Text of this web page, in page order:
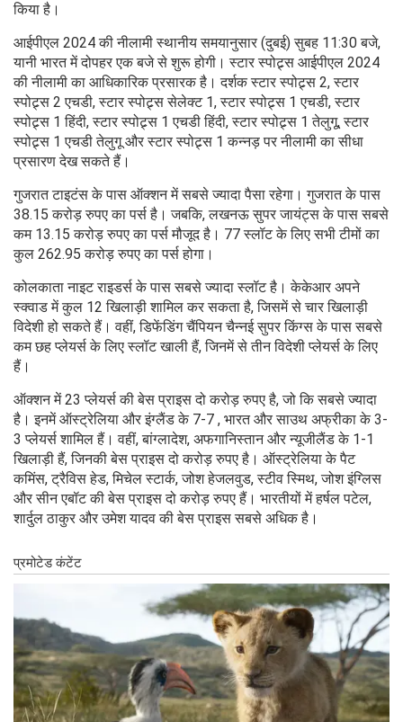
किया है।
आईपीएल 2024 की नीलामी स्थानीय समयानुसार (दुबई) सुबह 11:30 बजे,
यानी भारत में दोपहर एक बजे से शुरू होगी। स्टार स्पोट्र्स आईपीएल 2024
की नीलामी का आधिकारिक प्रसारक है। दर्शक स्टार स्पोट्र्स 2, स्टार
स्पोट्र्स 2 एचडी, स्टार स्पोट्र्स सेलेक्ट 1, स्टार स्पोट्र्स 1 एचडी, स्टार
स्पोट्र्स 1 हिंदी, स्टार स्पोट्र्स 1 एचडी हिंदी, स्टार स्पोट्र्स 1 तेलुगू, स्टार
स्पोट्र्स 1 एचडी तेलुगू और स्टार स्पोट्र्स 1 कन्नड़ पर नीलामी का सीधा
प्रसारण देख सकते हैं।
गुजरात टाइटंस के पास ऑक्शन में सबसे ज्यादा पैसा रहेगा। गुजरात के पास
38.15 करोड़ रुपए का पर्स है। जबकि, लखनऊ सुपर जायंट्स के पास सबसे
कम 13.15 करोड़ रुपए का पर्स मौजूद है। 77 स्लॉट के लिए सभी टीमों का
कुल 262.95 करोड़ रुपए का पर्स होगा।
कोलकाता नाइट राइडर्स के पास सबसे ज्यादा स्लॉट है। केकेआर अपने
स्क्वाड में कुल 12 खिलाड़ी शामिल कर सकता है, जिसमें से चार खिलाड़ी
विदेशी हो सकते हैं। वहीं, डिफेंडिंग चैंपियन चैन्नई सुपर किंग्स के पास सबसे
कम छह प्लेयर्स के लिए स्लॉट खाली हैं, जिनमें से तीन विदेशी प्लेयर्स के लिए
हैं।
ऑक्शन में 23 प्लेयर्स की बेस प्राइस दो करोड़ रुपए है, जो कि सबसे ज्यादा
है। इनमें ऑस्ट्रेलिया और इंग्लैंड के 7-7 , भारत और साउथ अफ्रीका के 3-
3 प्लेयर्स शामिल हैं। वहीं, बांग्लादेश, अफगानिस्तान और न्यूजीलैंड के 1-1
खिलाड़ी हैं, जिनकी बेस प्राइस दो करोड़ रुपए है। ऑस्ट्रेलिया के पैट
कमिंस, ट्रैविस हेड, मिचेल स्टार्क, जोश हेजलवुड, स्टीव स्मिथ, जोश इंग्लिस
और सीन एबॉट की बेस प्राइस दो करोड़ रुपए हैं। भारतीयों में हर्षल पटेल,
शार्दुल ठाकुर और उमेश यादव की बेस प्राइस सबसे अधिक है।